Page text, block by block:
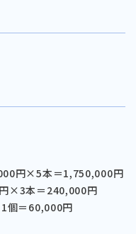
円×5本＝1,750,000円
×3本＝240,000円
個＝60,000円